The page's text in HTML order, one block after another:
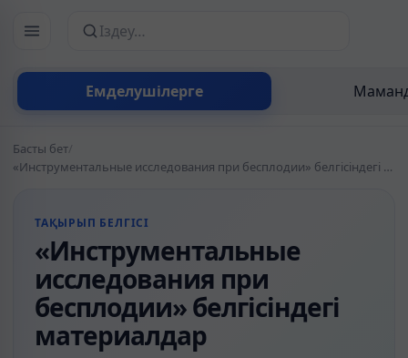
Емделушілерге
Сайттан іздеу
Басты бет/
«Инструментальные исследования при бесплодии» белгісіндегі материалдар
ТАҚЫРЫП БЕЛГІСІ
«Инструментальные
исследования при
бесплодии» белгісіндегі
материалдар